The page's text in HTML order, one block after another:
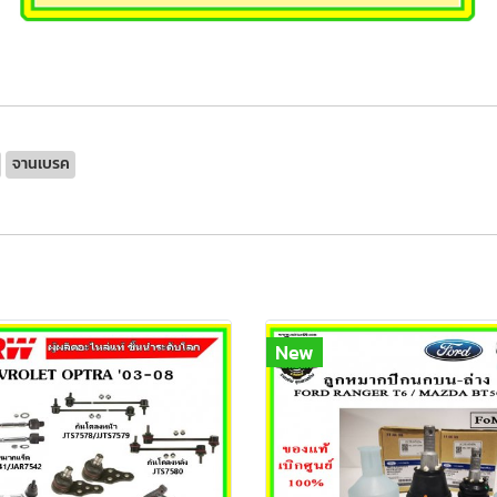
จานเบรค
New